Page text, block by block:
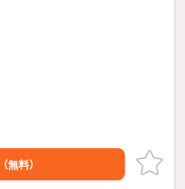
（無料）